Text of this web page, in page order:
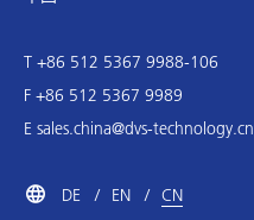
T +86 512 5367 9988-106
F +86 512 5367 9989
E sales.china@dvs-technology.cn
DE EN CN